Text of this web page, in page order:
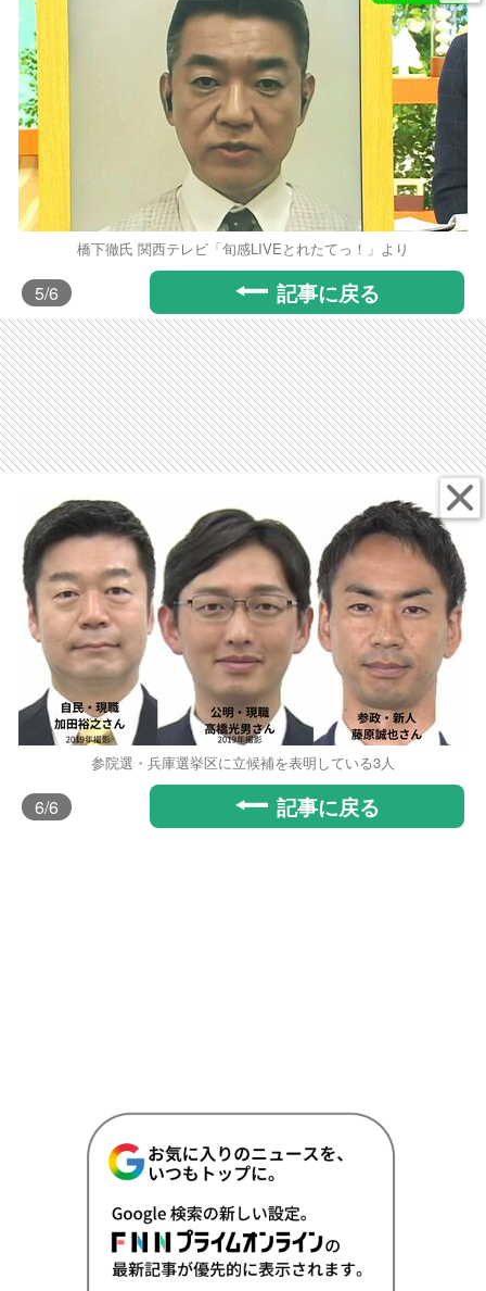
橋下徹氏 関西テレビ「旬感LIVEとれたてっ！」より
5/6 記事に戻る
参院選・兵庫選挙区に立候補を表明している3人
6/6 記事に戻る